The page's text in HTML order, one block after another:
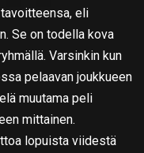
eli
Se on todella kova
Varsinkin kun
pelaavan joukkueen
muutama peli
mittainen.
lopuista viidestä